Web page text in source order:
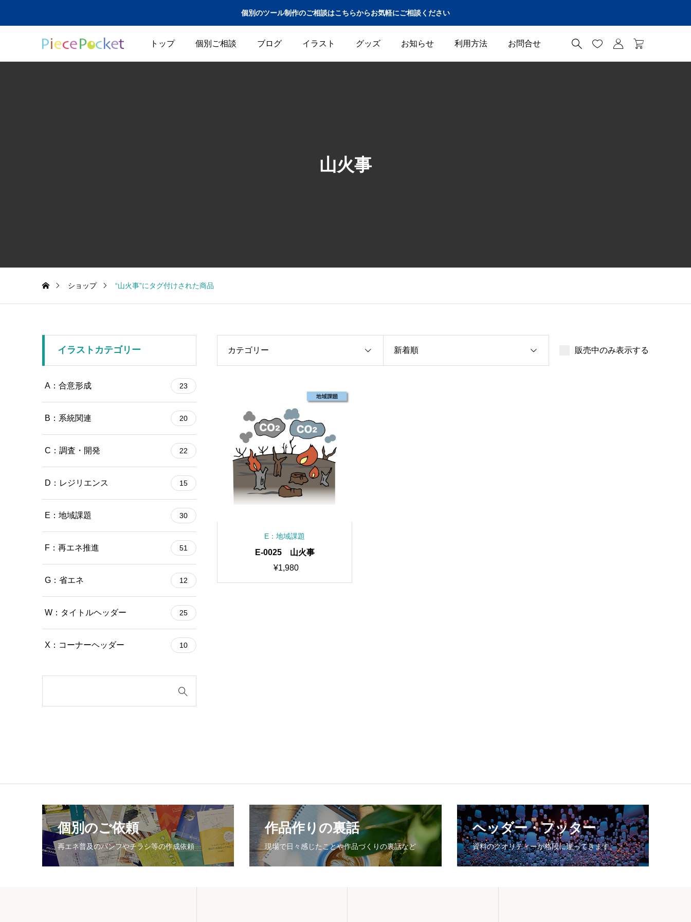
個別のツール制作のご相談はこちらからお気軽にご相談ください
トップ 個別ご相談 ブログ イラスト グッズ お知らせ 利用方法 お問合せ    
山火事
ショップ “山火事”にタグ付けされた商品
カテゴリー 新着順 販売中のみ表示する
E：地域課題
E-0025 山火事
¥1,980
イラストカテゴリー
A：合意形成 23
B：系統関連 20
C：調査・開発 22
D：レジリエンス 15
E：地域課題 30
F：再エネ推進 51
G：省エネ 12
W：タイトルヘッダー 25
X：コーナーヘッダー 10
個別のご依頼
再エネ普及のパンフやチラシ等の作成依頼
作品作りの裏話
現場で日々感じたことや作品づくりの裏話など
ヘッダー・フッター
資料のクオリティーが格段に違ってきます。